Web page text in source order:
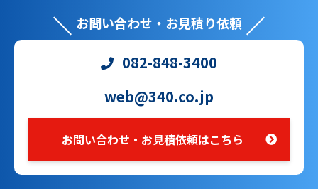
お問い合わせ・お見積り依頼
082-848-3400
web@340.co.jp
お問い合わせ・お見積依頼はこちら